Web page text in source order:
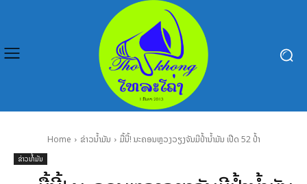
Home ຂ່າວນໍ້າມັນ ມື້ນີ້! ນະຄອນຫຼວງວຽງຈັນມີປໍ້ານໍ້າມັນ ເປີດ 52 ປໍ້າ
ຂ່າວນໍ້າມັນ